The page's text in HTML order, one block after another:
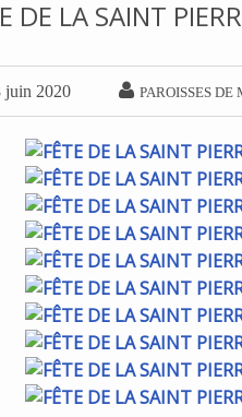
DE LA SAINT
juin 2020  PAROISSES DE